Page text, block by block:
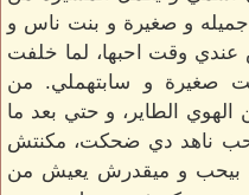
و صغيرة و بنت ناس و
وقت احبها، لما خلفت
صغيرة و سابتهملي. من
الطاير، و حتي بعد ما
ناهد دي ضحكت، مكنتش
بيحب و ميقدرش يعيش من